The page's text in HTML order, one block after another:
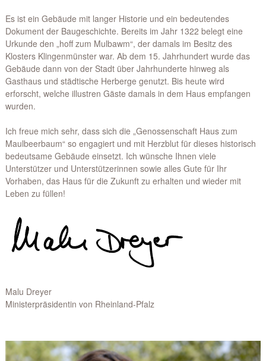
Es ist ein Gebäude mit langer Historie und ein bedeutendes
Dokument der Baugeschichte. Bereits im Jahr 1322 belegt eine
Urkunde den „hoff zum Mulbawm“, der damals im Besitz des
Klosters Klingenmünster war. Ab dem 15. Jahrhundert wurde das
Gebäude dann von der Stadt über Jahrhunderte hinweg als
Gasthaus und städtische Herberge genutzt. Bis heute wird
erforscht, welche illustren Gäste damals in dem Haus empfangen
wurden.
Ich freue mich sehr, dass sich die „Genossenschaft Haus zum
Maulbeerbaum“ so engagiert und mit Herzblut für dieses historisch
bedeutsame Gebäude einsetzt. Ich wünsche Ihnen viele
Unterstützer und Unterstützerinnen sowie alles Gute für Ihr
Vorhaben, das Haus für die Zukunft zu erhalten und wieder mit
Leben zu füllen!
Malu Dreyer
Ministerpräsidentin von Rheinland-Pfalz